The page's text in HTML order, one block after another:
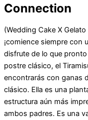
Connection
(Wedding Cake X
¡comience siempre con
disfrute de lo que
postre clásico, el
encontrarás con ganas
clásico. Ella es una
estructura aún más
ambos padres. Es una